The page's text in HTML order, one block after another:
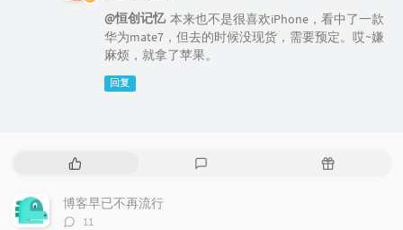
@恒创记忆 本来也不是很喜欢iPhone，看中了一款
华为mate7，但去的时候没现货，需要预定。哎~嫌
麻烦，就拿了苹果。
回复
热
文
章
随
博客早已不再流行
评
11